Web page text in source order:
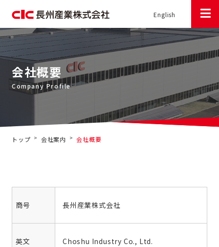
English
会社概要
トップ > 会社案内 > 会社概要
商号 長州産業株式会社
英文 Choshu Industry Co., Ltd.